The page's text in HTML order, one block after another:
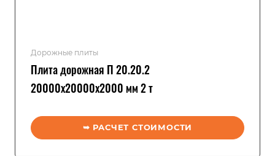
Дорожные плиты
Плита дорожная П 20.20.2
20000x20000x2000 мм 2 т
➥ РАСЧЕТ СТОИМОСТИ